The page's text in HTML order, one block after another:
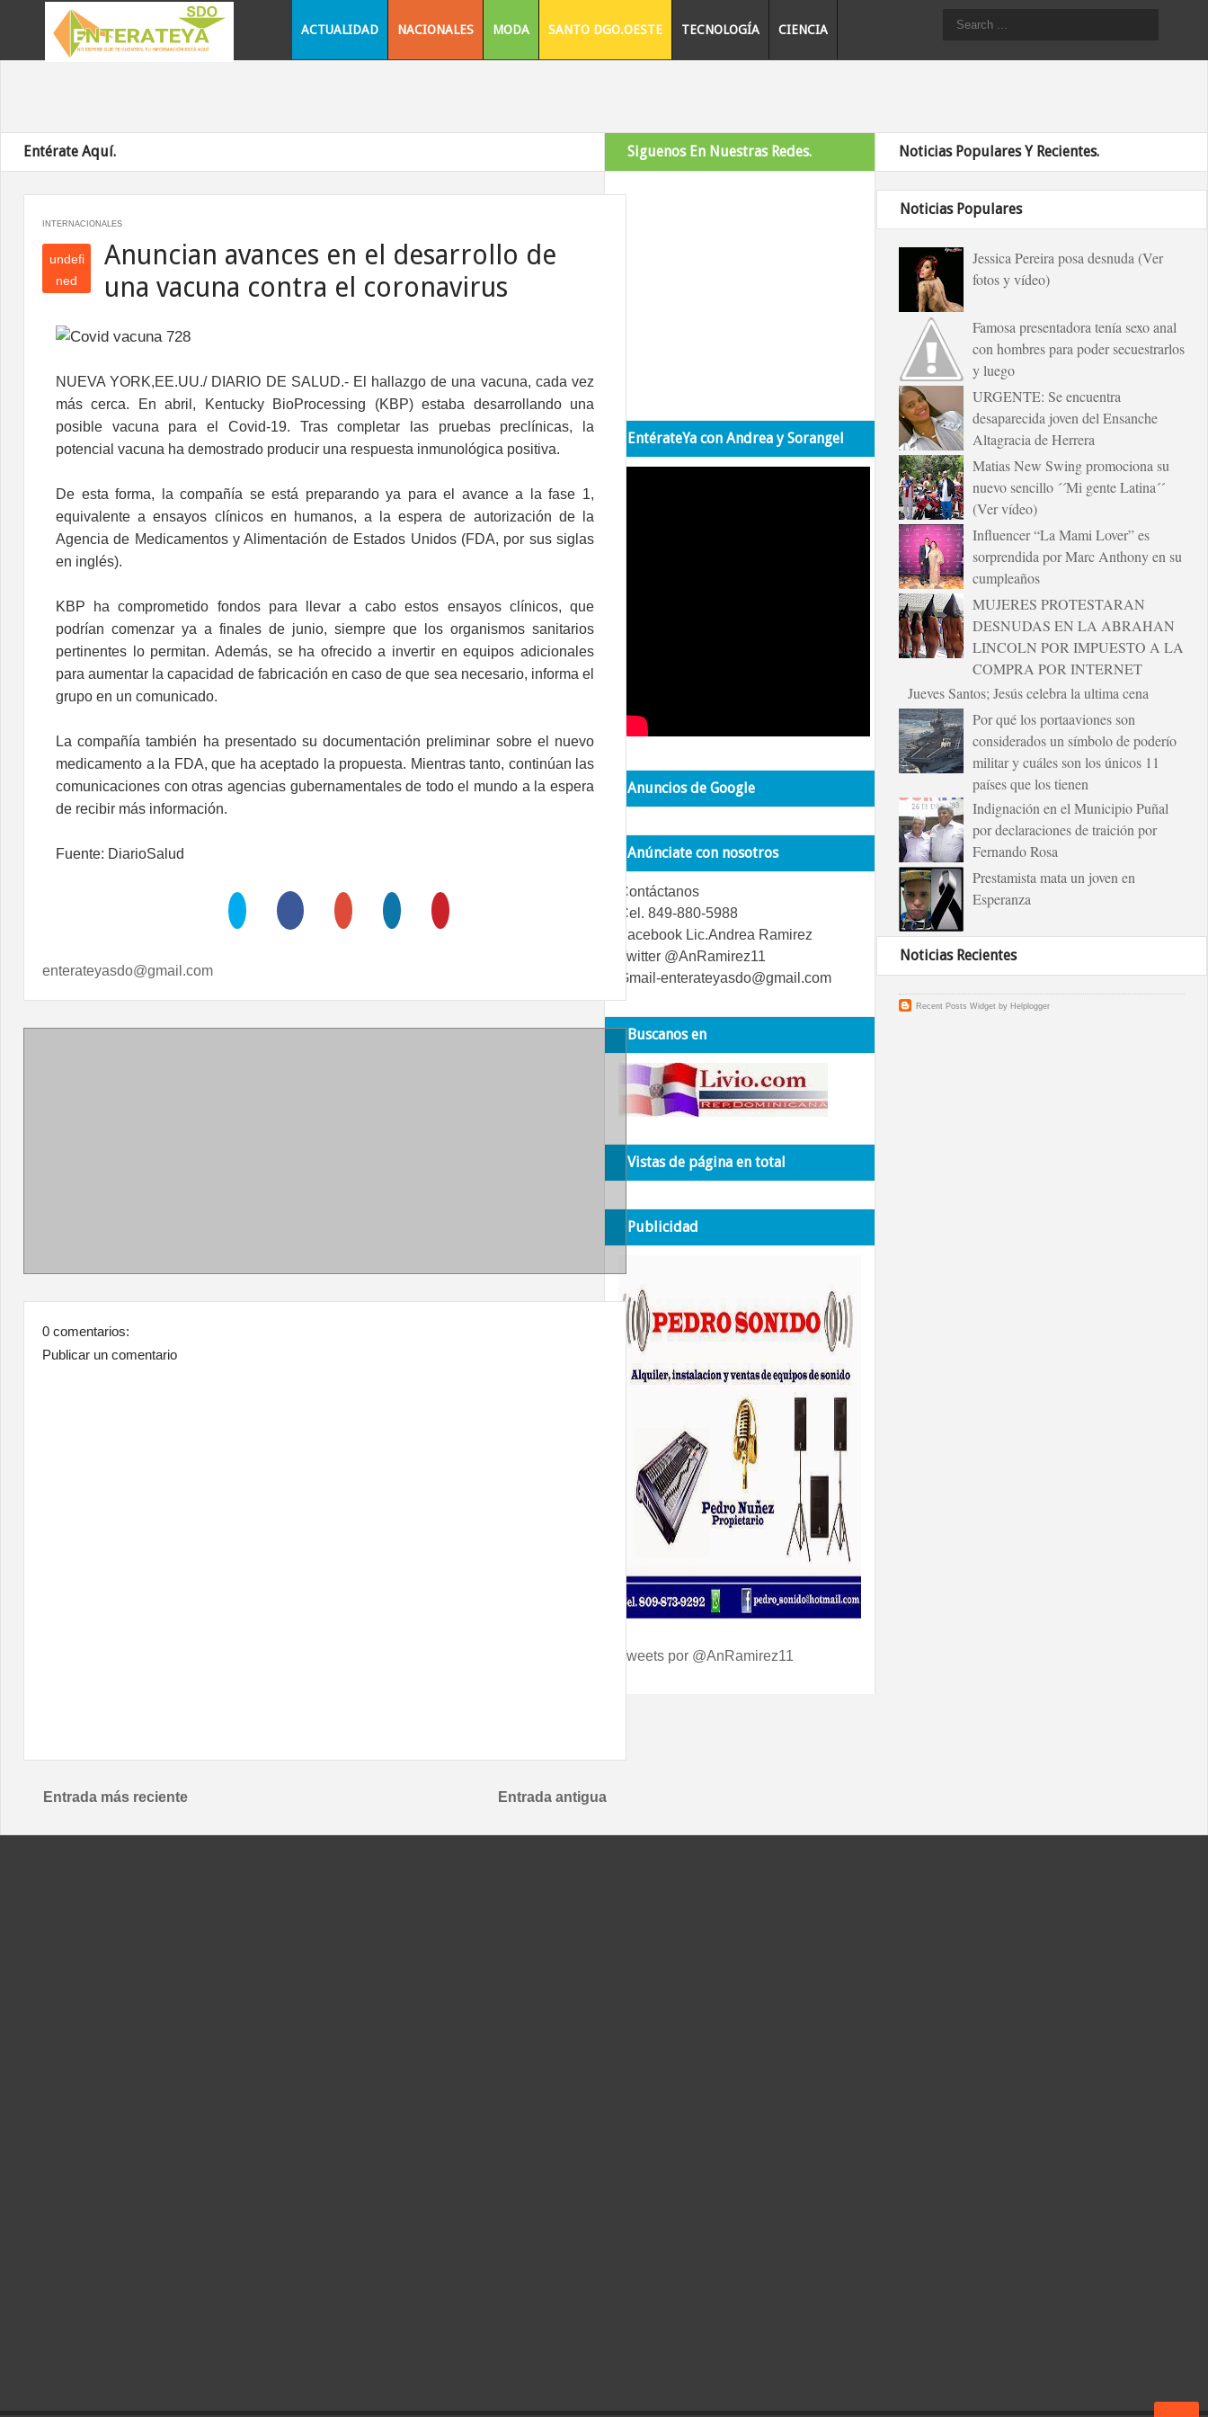
ACTUALIDAD NACIONALES MODA SANTO DGO.OESTE TECNOLOGÍA CIENCIA
Entérate Aquí.
INTERNACIONALES
undefi
ned
efin
ed
Anuncian avances en el desarrollo de
una vacuna contra el coronavirus
NUEVA YORK,EE.UU./ DIARIO DE SALUD.- El hallazgo de una vacuna, cada vez
más cerca. En abril, Kentucky BioProcessing (KBP) estaba desarrollando una
posible vacuna para el Covid-19. Tras completar las pruebas preclínicas, la
potencial vacuna ha demostrado producir una respuesta inmunológica positiva.
De esta forma, la compañía se está preparando ya para el avance a la fase 1,
equivalente a ensayos clínicos en humanos, a la espera de autorización de la
Agencia de Medicamentos y Alimentación de Estados Unidos (FDA, por sus siglas
en inglés).
KBP ha comprometido fondos para llevar a cabo estos ensayos clínicos, que
podrían comenzar ya a finales de junio, siempre que los organismos sanitarios
pertinentes lo permitan. Además, se ha ofrecido a invertir en equipos adicionales
para aumentar la capacidad de fabricación en caso de que sea necesario, informa el
grupo en un comunicado.
La compañía también ha presentado su documentación preliminar sobre el nuevo
medicamento a la FDA, que ha aceptado la propuesta. Mientras tanto, continúan las
comunicaciones con otras agencias gubernamentales de todo el mundo a la espera
de recibir más información.
Fuente: DiarioSalud
enterateyasdo@gmail.com
0 comentarios:
Publicar un comentario
Entrada más reciente Entrada antigua
Siguenos En Nuestras Redes.
EntérateYa con Andrea y Sorangel
Anuncios de Google
Anúnciate con nosotros
Contáctanos
Cel. 849-880-5988
Facebook Lic.Andrea Ramirez
Twitter @AnRamirez11
Gmail-enterateyasdo@gmail.com
Buscanos en
Vistas de página en total
Publicidad
Tweets por @AnRamirez11
Noticias Populares Y Recientes.
Noticias Populares
Jessica Pereira posa desnuda (Ver
fotos y vídeo)
Famosa presentadora tenía sexo anal
con hombres para poder secuestrarlos
y luego
URGENTE: Se encuentra
desaparecida joven del Ensanche
Altagracia de Herrera
Matias New Swing promociona su
nuevo sencillo ´´Mi gente Latina´´
(Ver vídeo)
Influencer “La Mami Lover” es
sorprendida por Marc Anthony en su
cumpleaños
MUJERES PROTESTARAN
DESNUDAS EN LA ABRAHAN
LINCOLN POR IMPUESTO A LA
COMPRA POR INTERNET
Jueves Santos; Jesús celebra la ultima cena
Por qué los portaaviones son
considerados un símbolo de poderío
militar y cuáles son los únicos 11
países que los tienen
Indignación en el Municipio Puñal
por declaraciones de traición por
Fernando Rosa
Prestamista mata un joven en
Esperanza
Noticias Recientes
Recent Posts Widgetby Helplogger